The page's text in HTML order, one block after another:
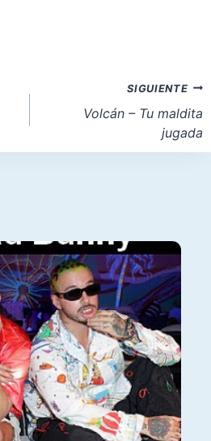
SIGUIENTE
Volcán – Tu maldita
jugada